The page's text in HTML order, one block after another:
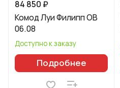
84 850 ₽
Комод Луи Филипп ОВ
06.08
Доступно к заказу
Подробнее